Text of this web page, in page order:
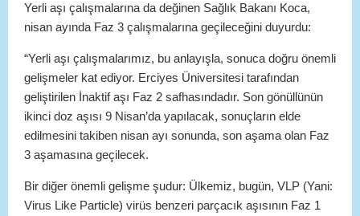
Yerli aşı çalışmalarına da değinen Sağlık Bakanı Koca,
nisan ayında Faz 3 çalışmalarına geçileceğini duyurdu:
“Yerli aşı çalışmalarımız, bu anlayışla, sonuca doğru önemli
gelişmeler kat ediyor. Erciyes Üniversitesi tarafından
geliştirilen İnaktif aşı Faz 2 safhasındadır. Son gönüllünün
ikinci doz aşısı 9 Nisan’da yapılacak, sonuçların elde
edilmesini takiben nisan ayı sonunda, son aşama olan Faz
3 aşamasına geçilecek.
Bir diğer önemli gelişme şudur: Ülkemiz, bugün, VLP (Yani:
Virus Like Particle) virüs benzeri parçacık aşısının Faz 1